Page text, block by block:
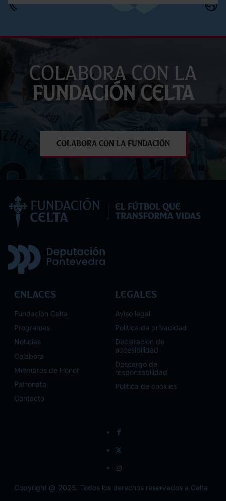
Colabora con la
Fundación Celta
Colabora con la Fundación
Enlaces
Fundación Celta
Programas
Noticias
Colabora
Miembros de Honor
Patronato
Contacto
Legales
Aviso legal
Política de privacidad
Declaración de
accesibilidad
Descargo de
responsabilidad
Política de cookies
Copyright @ 2025. Todos los derechos reservados a Celta